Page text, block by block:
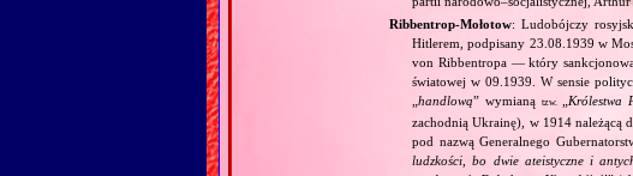
Ribbentrop‐Mołotow: Ludobójczy
Hitlerem, podpisany 23.08.1939 w
von Ribbentropa — który
światowej w 09.1939. W sensie
„handlową” wymianą tzw. Królestwa
zachodnią Ukrainę), w 1914 należącą
pod nazwą Generalnego
ludzkości, bo dwie ateistyczne i